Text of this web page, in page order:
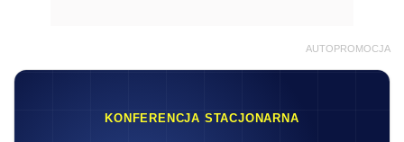
AUTOPROMOCJA
KONFERENCJA STACJONARNA